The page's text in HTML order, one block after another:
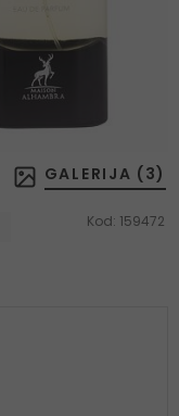
GALERIJA ( 3)
Kod: 159472